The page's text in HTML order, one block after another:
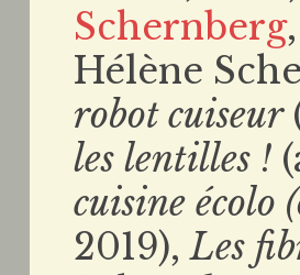
Schernberg
Hélène
robot cuiseur
les lentilles !
cuisine écolo
2019),Les